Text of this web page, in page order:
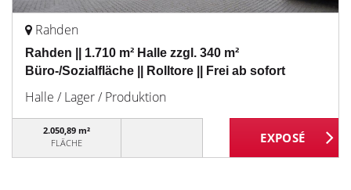
Rahden
Rahden || 1.710 m² Halle zzgl. 340 m²
Büro-/Sozialfläche || Rolltore || Frei ab sofort
Halle / Lager / Produktion
2.050,89 m²
FLÄCHE